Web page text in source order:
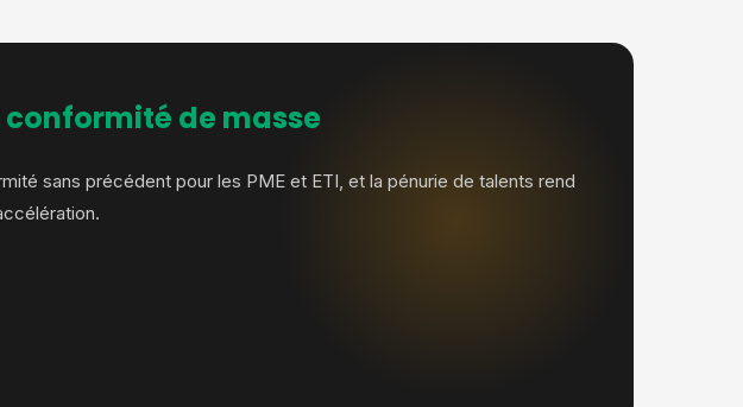
conformité de masse
sans précédent pour les PME et ETI, et la pénurie de talents rend